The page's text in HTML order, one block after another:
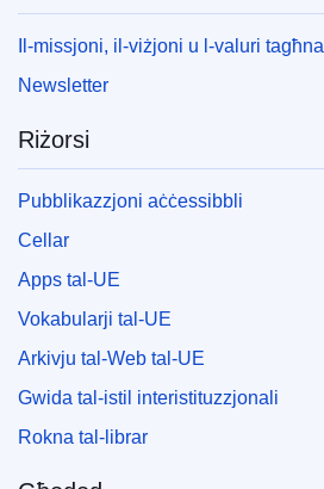
Il-missjoni, il-viżjoni u l-valuri tagħna
Newsletter
Riżorsi
Pubblikazzjoni aċċessibbli
Cellar
Apps tal-UE
Vokabularji tal-UE
Arkivju tal-Web tal-UE
Gwida tal-istil interistituzzjonali
Rokna tal-librar